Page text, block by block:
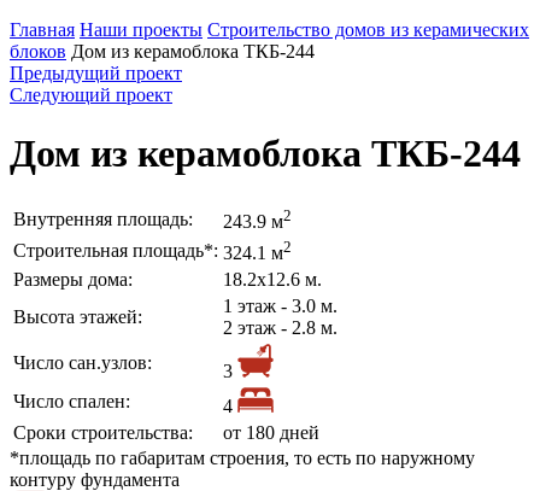
Главная Наши проекты Строительство домов из керамических
блоков Дом из керамоблока ТКБ-244
Предыдущий проект
Следующий проект
Дом из керамоблока ТКБ-244
Внутренняя площадь: 243.9 м2
Строительная площадь*: 324.1 м2
Размеры дома:
18.2х12.6 м.
Высота этажей:
1 этаж - 3.0 м.
2 этаж - 2.8 м.
Число сан.узлов:
3
Число спален:
4
Сроки строительства:
от 180 дней
*площадь по габаритам строения, то есть по наружному
контуру фундамента